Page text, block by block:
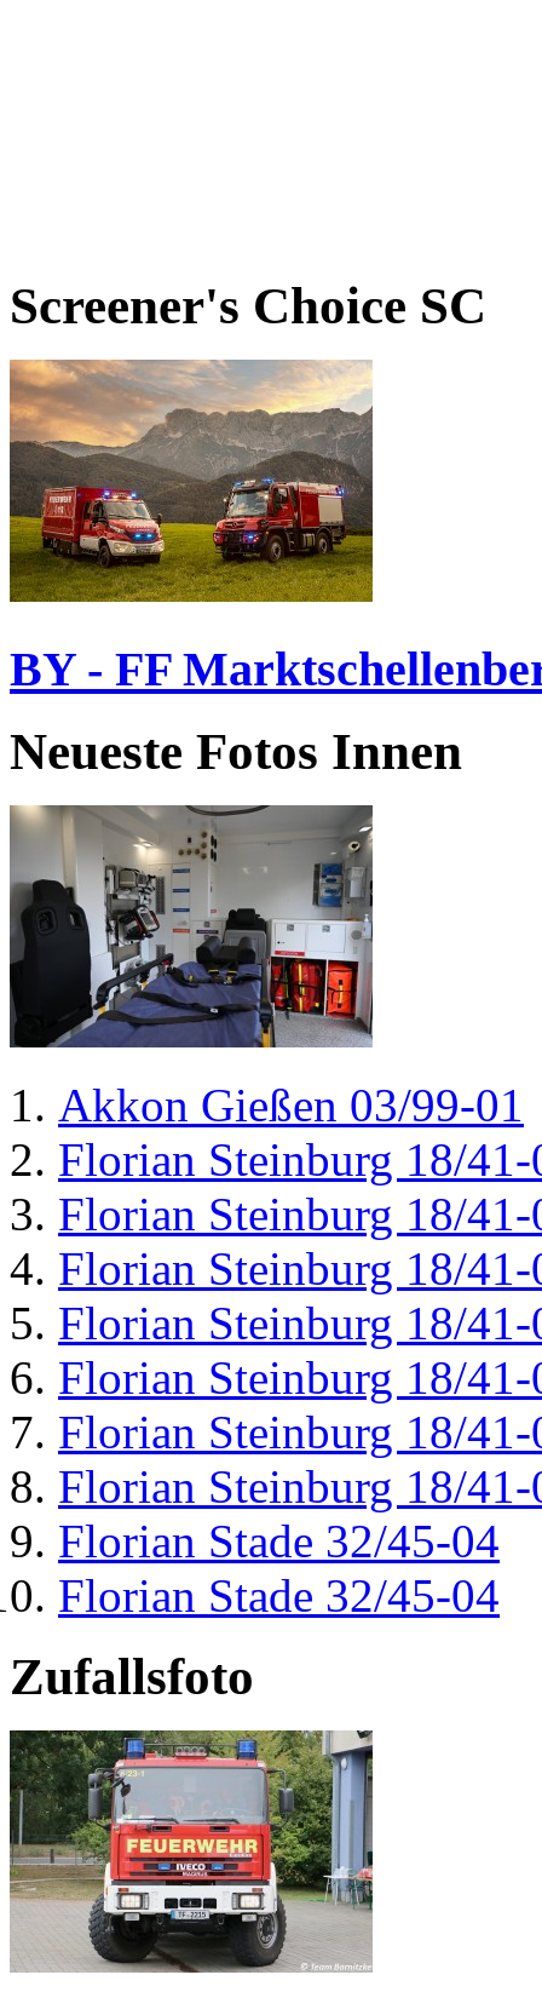
Screener's Choice SC
BY - FF
Neueste Fotos Innen
Akkon Gießen 03/99-01
Florian Steinburg 18/41-
Florian Steinburg 18/41-
Florian Steinburg 18/41-
Florian Steinburg 18/41-
Florian Steinburg 18/41-
Florian Steinburg 18/41-
Florian Steinburg 18/41-
Florian Stade 32/45-04
Florian Stade 32/45-04
Zufallsfoto